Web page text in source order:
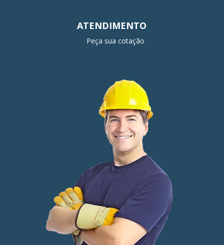
ATENDIMENTO
Peça sua cotação